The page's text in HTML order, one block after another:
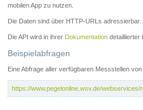
mobilen App zu nutzen.
Die Daten sind über HTTP-URLs
Die API wird in ihrer Dokumentation detaillierter
Beispielabfragen
Eine Abfrage aller verfügbaren Messstellen
https://www.pegelonline.wsv.de/webservices/